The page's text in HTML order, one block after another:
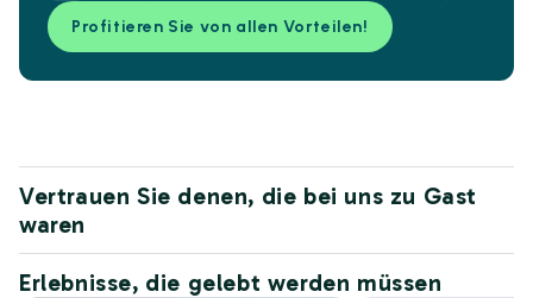
Profitieren Sie von allen Vorteilen!
Vertrauen Sie denen, die bei uns zu Gast
waren
Erlebnisse, die gelebt werden müssen